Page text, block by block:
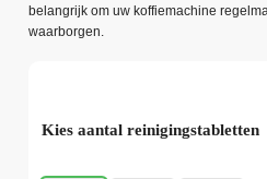
belangrijk om uw koffiemachine
waarborgen.
Kies aantal reinigingstabletten